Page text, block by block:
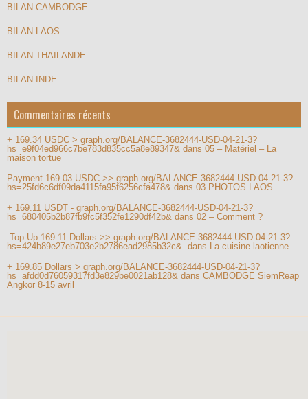
BILAN CAMBODGE
BILAN LAOS
BILAN THAILANDE
BILAN INDE
Commentaires récents
+ 169.34 USDC > graph.org/BALANCE-3682444-USD-04-21-3?
hs=e9f04ed966c7be783d835cc5a8e89347& dans 05 – Matériel – La
maison tortue
Payment 169.03 USDC >> graph.org/BALANCE-3682444-USD-04-21-3?
hs=25fd6c6df09da4115fa95f6256cfa478& dans 03 PHOTOS LAOS
+ 169.11 USDT - graph.org/BALANCE-3682444-USD-04-21-3?
hs=680405b2b87fb9fc5f352fe1290df42b& dans 02 – Comment ?
️ Top Up 169.11 Dollars >> graph.org/BALANCE-3682444-USD-04-21-3?
hs=424b89e27eb703e2b2786ead2985b32c& ️ dans La cuisine laotienne
+ 169.85 Dollars > graph.org/BALANCE-3682444-USD-04-21-3?
hs=afdd0d76059317fd3e829be0021ab128& dans CAMBODGE SiemReap
Angkor 8-15 avril